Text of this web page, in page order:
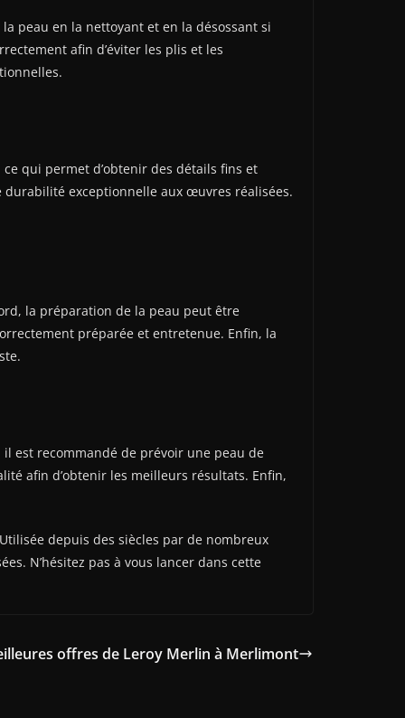
peau en la nettoyant et en la désossant si
afin d’éviter les plis et les
qui permet d’obtenir des détails fins et
exceptionnelle aux œuvres réalisées.
la préparation de la peau peut être
préparée et entretenue. Enfin, la
est recommandé de prévoir une peau de
afin d’obtenir les meilleurs résultats. Enfin,
depuis des siècles par de nombreux
N’hésitez pas à vous lancer dans cette
offres de Leroy Merlin à Merlimont